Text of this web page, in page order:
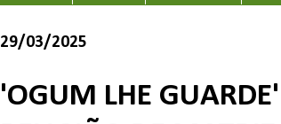
29/03/2025
'OGUM LHE